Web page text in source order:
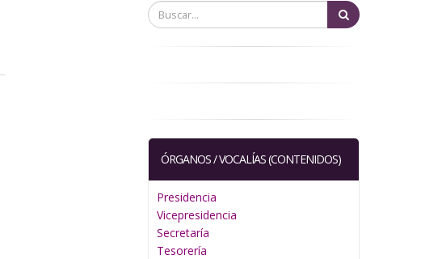
ÓRGANOS / VOCALÍAS (CONTENIDOS)
Presidencia
Vicepresidencia
Secretaría
Tesorería